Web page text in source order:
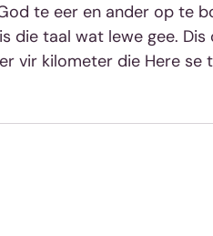
te eer en ander op te
die taal wat lewe gee.
vir kilometer die Here se